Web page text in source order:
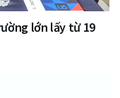
lớn lấy từ 19